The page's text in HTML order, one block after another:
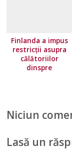
Finlanda a impus
restricţii asupra
călătoriilor
dinspre
condițiile de
călătorie
Niciun
Lasă un